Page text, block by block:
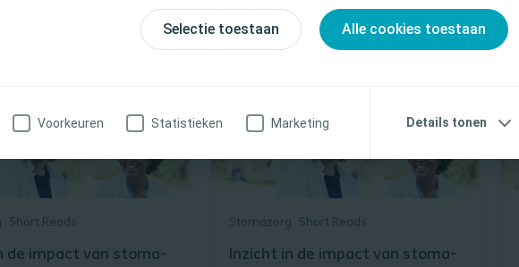
Selectie toestaan Alle cookies toestaan
Voorkeuren Statistieken Marketing Details tonen
en waarschuwingen.
Short Reads
de impact van stoma-
Stomazorg Short Reads
Inzicht in de impact van stoma-